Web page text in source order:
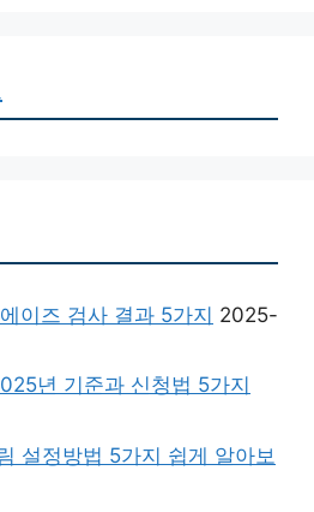
이즈 검사 결과 5가지 2025-
년 기준과 신청법 5가지
설정방법 5가지 쉽게 알아보